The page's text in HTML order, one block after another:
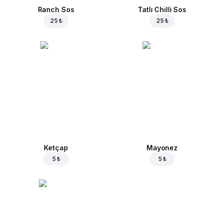
Ranch Sos
25 ₺
Tatlı Chilli Sos
25 ₺
Ketçap
5 ₺
Mayonez
5 ₺